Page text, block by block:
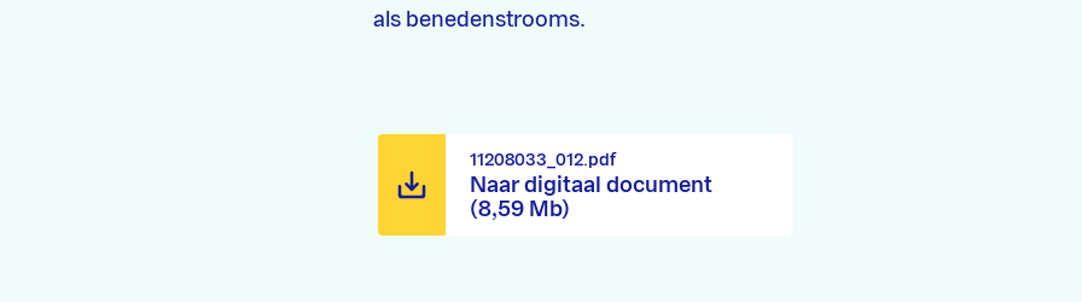
als benedenstrooms.
Naar digitaal document
(8,59 Mb)
11208033_012.pdf